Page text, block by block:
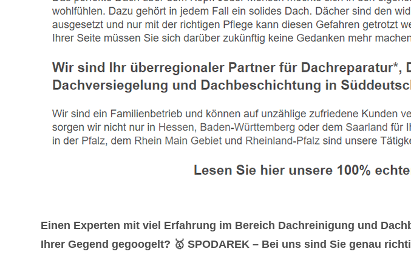
Einen Experten mit viel Erfahrung im Bereich Dachreinigung und
Ihrer Gegend gegoogelt? 🥇 SPODAREK – Bei uns sind Sie genau